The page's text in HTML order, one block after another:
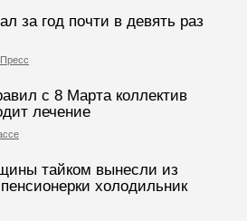
за год почти в девять раз
с 8 Марта коллектив
лечение
тайком вынесли из
холодильник